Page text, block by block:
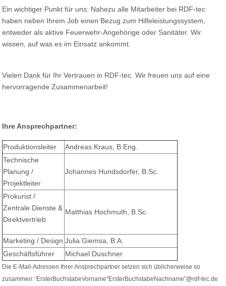
Ein wichtiger Punkt für uns: Nahezu alle Mitarbeiter bei RDF-tec
haben neben Ihrem Job einen Bezug zum Hilfeleistungssystem,
entweder als aktive Feuerwehr-Angehörige oder Sanitäter. Wir
wissen, auf was es im Einsatz ankommt.
Vielen Dank für Ihr Vertrauen in RDF-tec. Wir freuen uns auf eine
hervorragende Zusammenarbeit!
Ihre Ansprechpartner:
Produktionsleiter
Andreas Kraus, B.Eng.
Technische
Planung /
Projektleiter
Johannes Hundsdorfer, B.Sc.
Prokurist /
Zentrale Dienste &
Direktvertrieb
Matthias Hochmuth, B.Sc.
Marketing / Design Julia Giemsa, B.A.
Geschäftsführer
Michael Duschner
Die E-Mail-Adressen Ihrer Ansprechpartner setzen sich üblicherweise so
zusammen: 'ErsterBuchstabeVorname''ErsterBuchstabeNachname"@rdf-tec.de